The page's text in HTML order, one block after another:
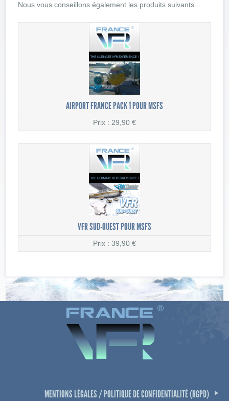
Nous vous conseillons également les produits suivants...
AIRPORT FRANCE PACK 1 POUR MSFS
Prix : 29,90 €
VFR SUD-OUEST POUR MSFS
Prix : 39,90 €
MENTIONS LÉGALES / POLITIQUE DE CONFIDENTIALITÉ (RGPD)